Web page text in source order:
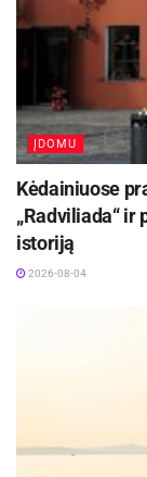
ĮDOMU
Kėdainiuose
„Radviliada“ ir
istoriją
2026-08-04